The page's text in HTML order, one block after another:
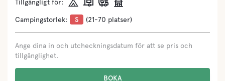
Tillgängligt för:
Campingstorlek: S (21-70 platser)
Ange dina in och utcheckningsdatum för att se pris och
tillgänglighet.
BOKA